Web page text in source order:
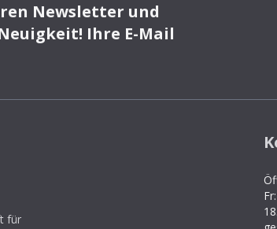
Newsletter und
Ihre E-Mail
für